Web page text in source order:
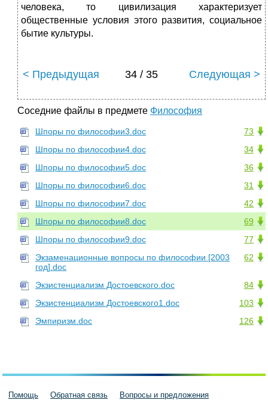
человека, то цивилизация характеризует
общественные условия этого развития, социальное
бытие культуры.
< Предыдущая 34 / 35 Следующая >
Соседние файлы в предмете Философия
73
Шпоры по философии3.doc
34
Шпоры по философии4.doc
36
Шпоры по философии5.doc
31
Шпоры по философии6.doc
42
Шпоры по философии7.doc
69
Шпоры по философии8.doc
77
Шпоры по философии9.doc
62
Экзаменационные вопросы по философии [2003
год].doc
84
Экзистенциализм Достоевского.doc
103
Экзистенциализм Достоевского1.doc
126
Эмпиризм.doc
Помощь Обратная связь Вопросы и предложения